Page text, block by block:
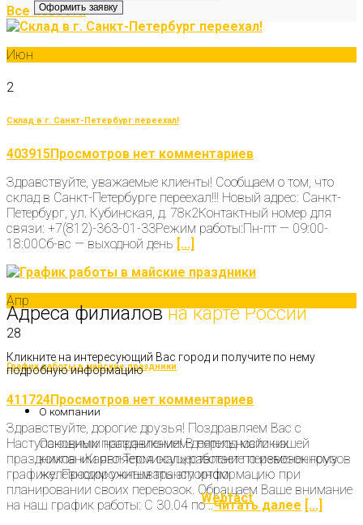
Оформить заявку
Все новости
Июн
2
Склад в г. Санкт-Петербург переехал!
403915Просмотров нет комментариев
Здравствуйте, уважаемые клиенты! Сообщаем о том, что
склад в Санкт-Петербурге переехал!!! Новый адрес: Санкт-
Петербург, ул. Кубинская, д. 78к2Контактный номер для
связи: +7(812)-363-01-33Режим работы:Пн-пт — 09:00-
18:00Сб-вс — выходной день [...]
Апр
28
График работы в майские праздники
411724Просмотров нет комментариев
Здравствуйте, дорогие друзья! Поздравляем Вас с
Наступающими праздниками! В период майских
праздников «Карго-Терминал» работает по измененному
графику. Просим учитывать эту информацию при
планировании своих перевозок. Обращаем Ваше внимание
на наш график работы: С 30.04 по ..Читать далее [...]
Адреса филиаловна карте России
Кликните на интересующий Вас город и получите по нему
подробную информацию
О компании
Основным направлением деятельности нашей
компании является осуществление перевозок грузов
железнодорожным транспортом.
Разработка и продвижениеWebfact